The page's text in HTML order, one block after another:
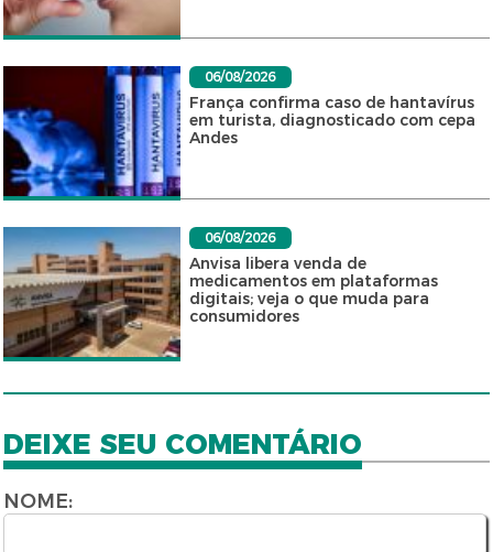
06/08/2026
França confirma caso de hantavírus
em turista, diagnosticado com cepa
Andes
06/08/2026
Anvisa libera venda de
medicamentos em plataformas
digitais; veja o que muda para
consumidores
DEIXE SEU COMENTÁRIO
NOME: